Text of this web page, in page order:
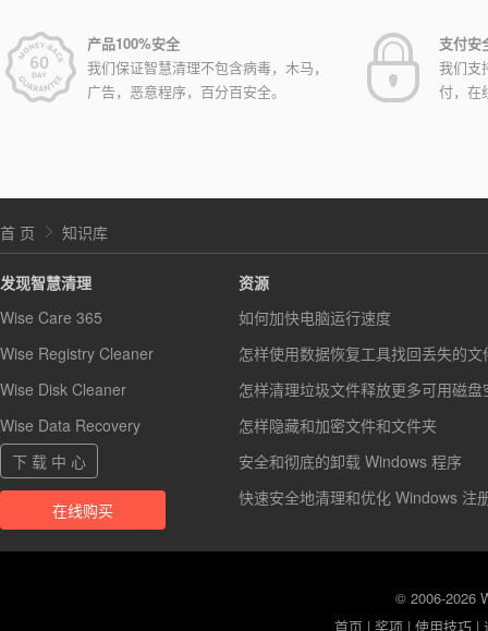
产品100%安全
我们保证智慧清理不包含病毒，木马，
广告，恶意程序，百分百安全。
支付安
我们支
付，在
首 页 知识库
发现智慧清理
Wise Care 365
Wise Registry Cleaner
Wise Disk Cleaner
Wise Data Recovery
下 载 中 心
在线购买
资源
如何加快电脑运行速度
怎样使用数据恢复工具找回丢失的文
怎样清理垃圾文件释放更多可用磁盘
怎样隐藏和加密文件和文件夹
安全和彻底的卸载 Windows 程序
快速安全地清理和优化 Windows 注
© 2006-2026
首页 |奖项 |使用技巧 |